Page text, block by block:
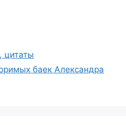
цитаты
баек Александра